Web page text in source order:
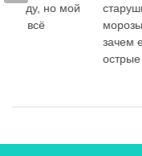
зачем
острые
но мой
всё